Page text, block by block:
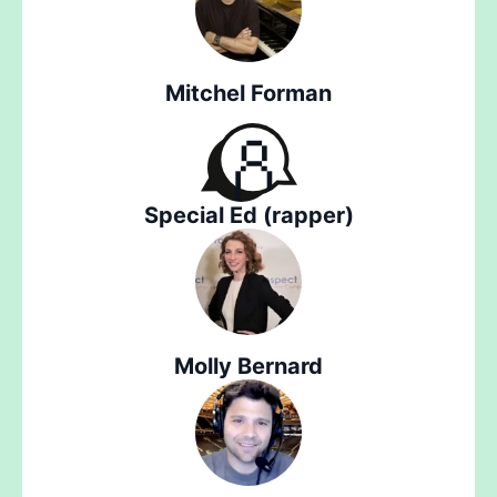
Mitchel Forman
Special Ed (rapper)
Molly Bernard